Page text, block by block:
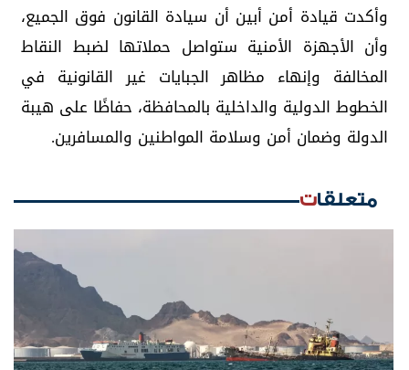
وأكدت قيادة أمن أبين أن سيادة القانون فوق الجميع،
وأن الأجهزة الأمنية ستواصل حملاتها لضبط النقاط
المخالفة وإنهاء مظاهر الجبايات غير القانونية في
الخطوط الدولية والداخلية بالمحافظة، حفاظًا على هيبة
الدولة وضمان أمن وسلامة المواطنين والمسافرين.
متعلقات